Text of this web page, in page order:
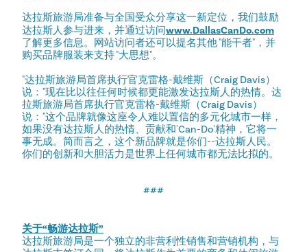
达拉斯旅游局准备与全国受众分享这一新定位，我们鼓励
达拉斯人参与进来，并通过访问www.DallasCanDo.com
了解更多信息。网站访问者还可以提名其他 "能干者"，并
购买品牌服装来支持 "大思想"。
"达拉斯旅游局首席执行官克雷格-戴维斯（Craig Davis）
说："现在比以往任何时候都更能激发达拉斯人的热情。达
拉斯旅游局首席执行官克雷格-戴维斯（Craig Davis）
说："这个品牌就像这座令人难以置信的多元化城市一样，
如果没有达拉斯人的热情、贡献和'Can-Do'精神，它将一
事无成。简而言之，这个新品牌就是你们--达拉斯人民。
你们的创新和大胆活力是世界上任何城市都无法比拟的。
###
关于“畅游达拉斯”
达拉斯旅游局是一个独立的非营利性销售和营销机构，与